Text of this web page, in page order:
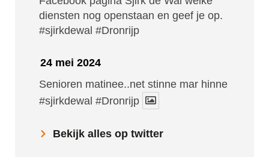
diensten nog openstaan en geef je op.
#sjirkdewal #Dronrijp
24 mei 2024
Senioren matinee..net stinne mar hinne
#sjirkdewal #Dronrijp
Bekijk alles op twitter